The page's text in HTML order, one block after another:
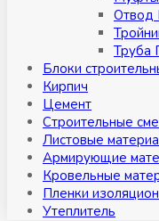
Блоки
Кирпич
Цемент
Строительные
Листовые
Армирующие
Кровельные
Пленки
Утеплитель